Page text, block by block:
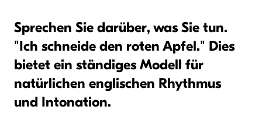
Sprechen Sie darüber, was Sie tun.
"Ich schneide den roten Apfel." Dies
bietet ein ständiges Modell für
natürlichen englischen Rhythmus
und Intonation.